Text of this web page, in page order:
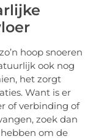
hoop snoeren
ook nog
het zorgt
Want is er
of verbinding of
zoek dan
om de